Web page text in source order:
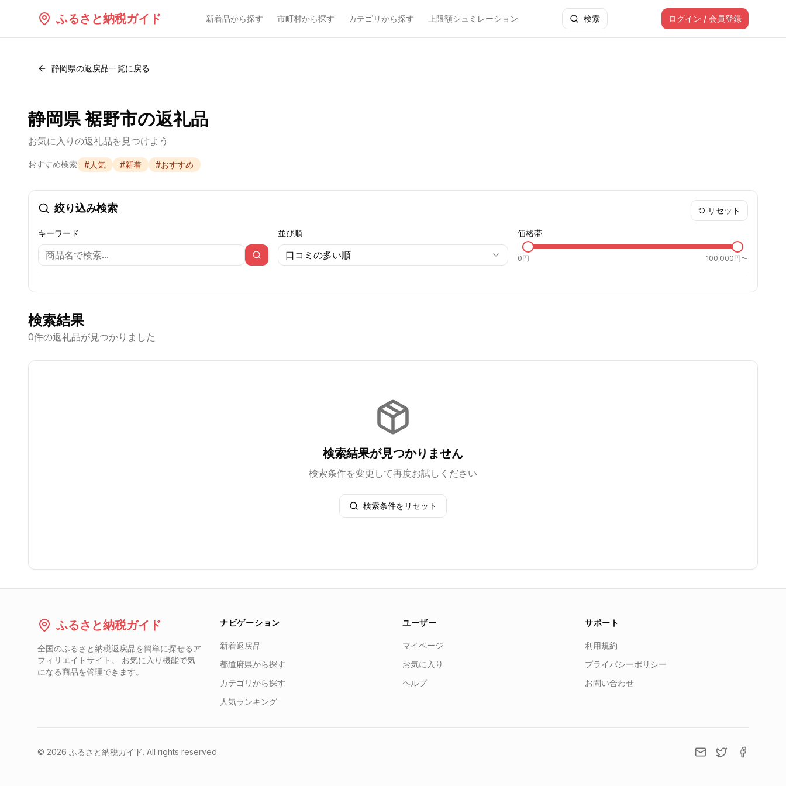
ふるさと納税ガイド 新着品から探す 市町村から探す カテゴリから探す 上限額シュミレーション 検索 ログイン / 会員登録
静岡県の返戻品一覧に戻る
静岡県 裾野市の返礼品
お気に入りの返礼品を見つけよう
おすすめ検索 #人気 #新着 #おすすめ
絞り込み検索
キーワード 並び順
口コミの多い順
価格帯
0円 100,000円〜
リセット
検索結果
0件の返礼品が見つかりました
検索結果が見つかりません
検索条件を変更して再度お試しください
検索条件をリセット
ふるさと納税ガイド
全国のふるさと納税返戻品を簡単に探せるア
フィリエイトサイト。 お気に入り機能で気
になる商品を管理できます。
ナビゲーション
新着返戻品
都道府県から探す
カテゴリから探す
人気ランキング
ユーザー
マイページ
お気に入り
ヘルプ
サポート
利用規約
プライバシーポリシー
お問い合わせ
© 2026 ふるさと納税ガイド. All rights reserved.